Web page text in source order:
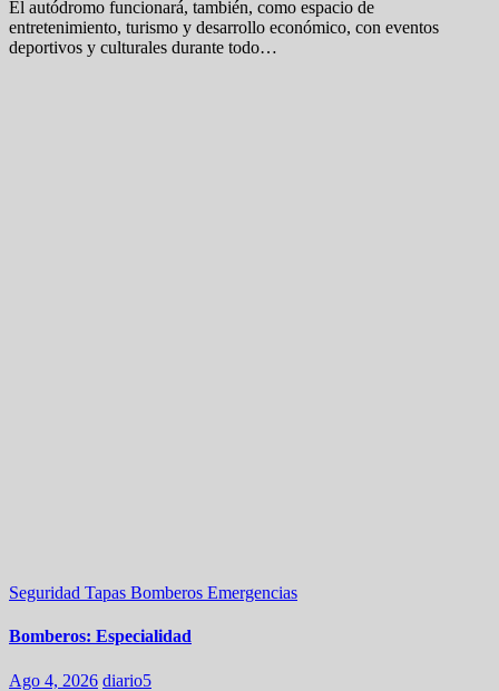
El autódromo funcionará, también, como espacio de
entretenimiento, turismo y desarrollo económico, con eventos
deportivos y culturales durante todo…
Seguridad Tapas Bomberos Emergencias
Bomberos: Especialidad
Ago 4, 2026 diario5